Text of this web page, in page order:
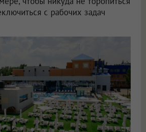
с рабочих задач